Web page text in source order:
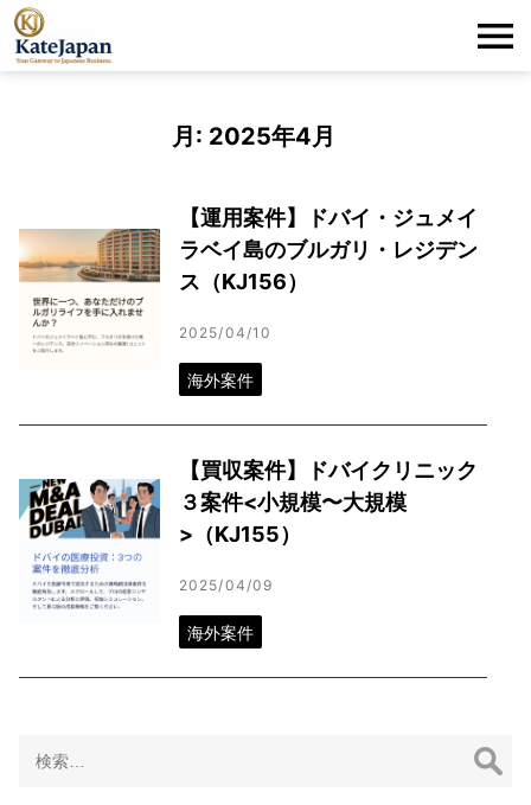
KateJapan
LLC
月: 2025年4月
【運用案件】ドバイ・ジュメイ
ラベイ島のブルガリ・レジデン
ス（KJ156）
2025/04/10
海外案件
【買収案件】ドバイクリニック
３案件<小規模〜大規模
>（KJ155）
2025/04/09
海外案件
索: